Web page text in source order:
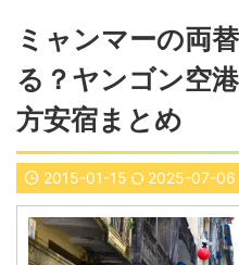
国内旅行
中部
北海道・東北
世界一周ブログ
アフリカ
ヨーロッパ
ミャンマーの両
る？ヤンゴン空
方安宿まとめ
2015-01-15 2025-07-06